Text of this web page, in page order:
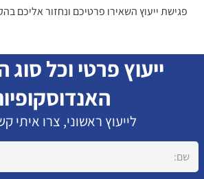
פגישת ייעוץ השאירו פרטיכם ונחזור אליכם
ייעוץ פרטי וכל סוג
לייעוץ ראשוני, צרו איתי